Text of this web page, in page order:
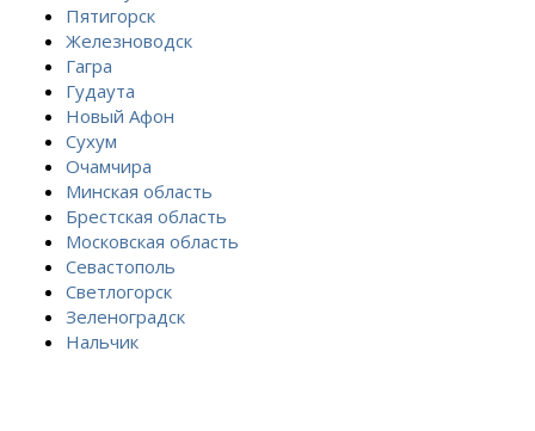
Пятигорск
Железноводск
Гагра
Гудаута
Новый Афон
Сухум
Очамчира
Минская область
Брестская область
Московская область
Севастополь
Светлогорск
Зеленоградск
Нальчик